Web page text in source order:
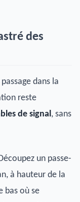
des
dans la
reste
de signal, sans
un passe-
à hauteur de la
bas où se